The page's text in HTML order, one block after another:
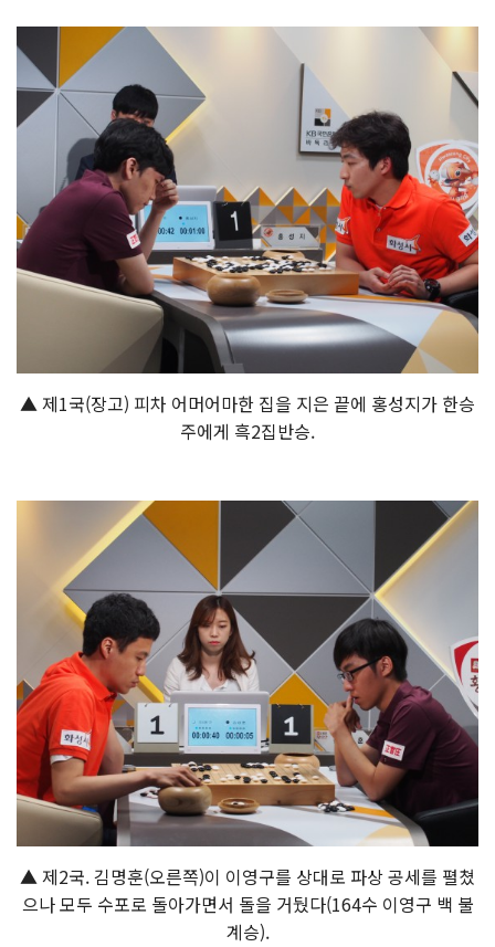
▲ 제1국(장고) 피차 어머어마한 집을 지은 끝에 홍성지가 한승
주에게 흑2집반승.
▲ 제2국. 김명훈(오른쪽)이 이영구를 상대로 파상 공세를 펼쳤
으나 모두 수포로 돌아가면서 돌을 거뒀다(164수 이영구 백 불
계승).